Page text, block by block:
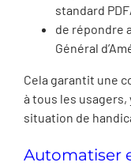
standard
de répondre
Général
Cela garantit une
à tous les
situation de
Automatiser